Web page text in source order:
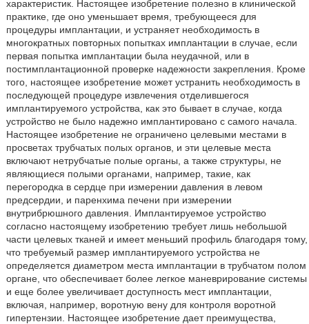
характеристик. Настоящее изобретение полезно в клинической
практике, где оно уменьшает время, требующееся для
процедуры имплантации, и устраняет необходимость в
многократных повторных попытках имплантации в случае, если
первая попытка имплантации была неудачной, или в
постимплантационной проверке надежности закрепления. Кроме
того, настоящее изобретение может устранить необходимость в
последующей процедуре извлечения отделившегося
имплантируемого устройства, как это бывает в случае, когда
устройство не было надежно имплантировано с самого начала.
Настоящее изобретение не ограничено целевыми местами в
просветах трубчатых полых органов, и эти целевые места
включают нетрубчатые полые органы, а также структуры, не
являющиеся полыми органами, например, такие, как
перегородка в сердце при измерении давления в левом
предсердии, и паренхима печени при измерении
внутрибрюшного давления. Имплантируемое устройство
согласно настоящему изобретению требует лишь небольшой
части целевых тканей и имеет меньший профиль благодаря тому,
что требуемый размер имплантируемого устройства не
определяется диаметром места имплантации в трубчатом полом
органе, что обеспечивает более легкое маневрирование системы
и еще более увеличивает доступность мест имплантации,
включая, например, воротную вену для контроля воротной
гипертензии. Настоящее изобретение дает преимущества,